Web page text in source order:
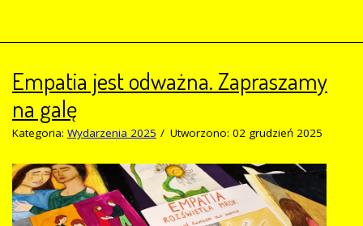
Empatia jest odważna. Zapraszamy
na galę
Kategoria: Wydarzenia 2025 Utworzono: 02 grudzień 2025